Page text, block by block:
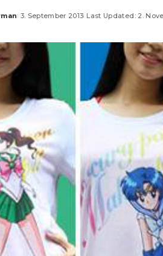
3. September 2013 Last Updated: 2.